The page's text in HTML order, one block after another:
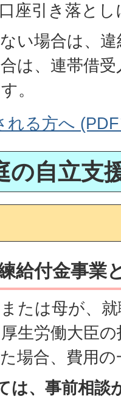
座引き落と
い場合は、
は、連帯借
。
れる方へ
の自立支
給付金事業
たは母が、
生労働大臣
場合、費用
は、事前相談